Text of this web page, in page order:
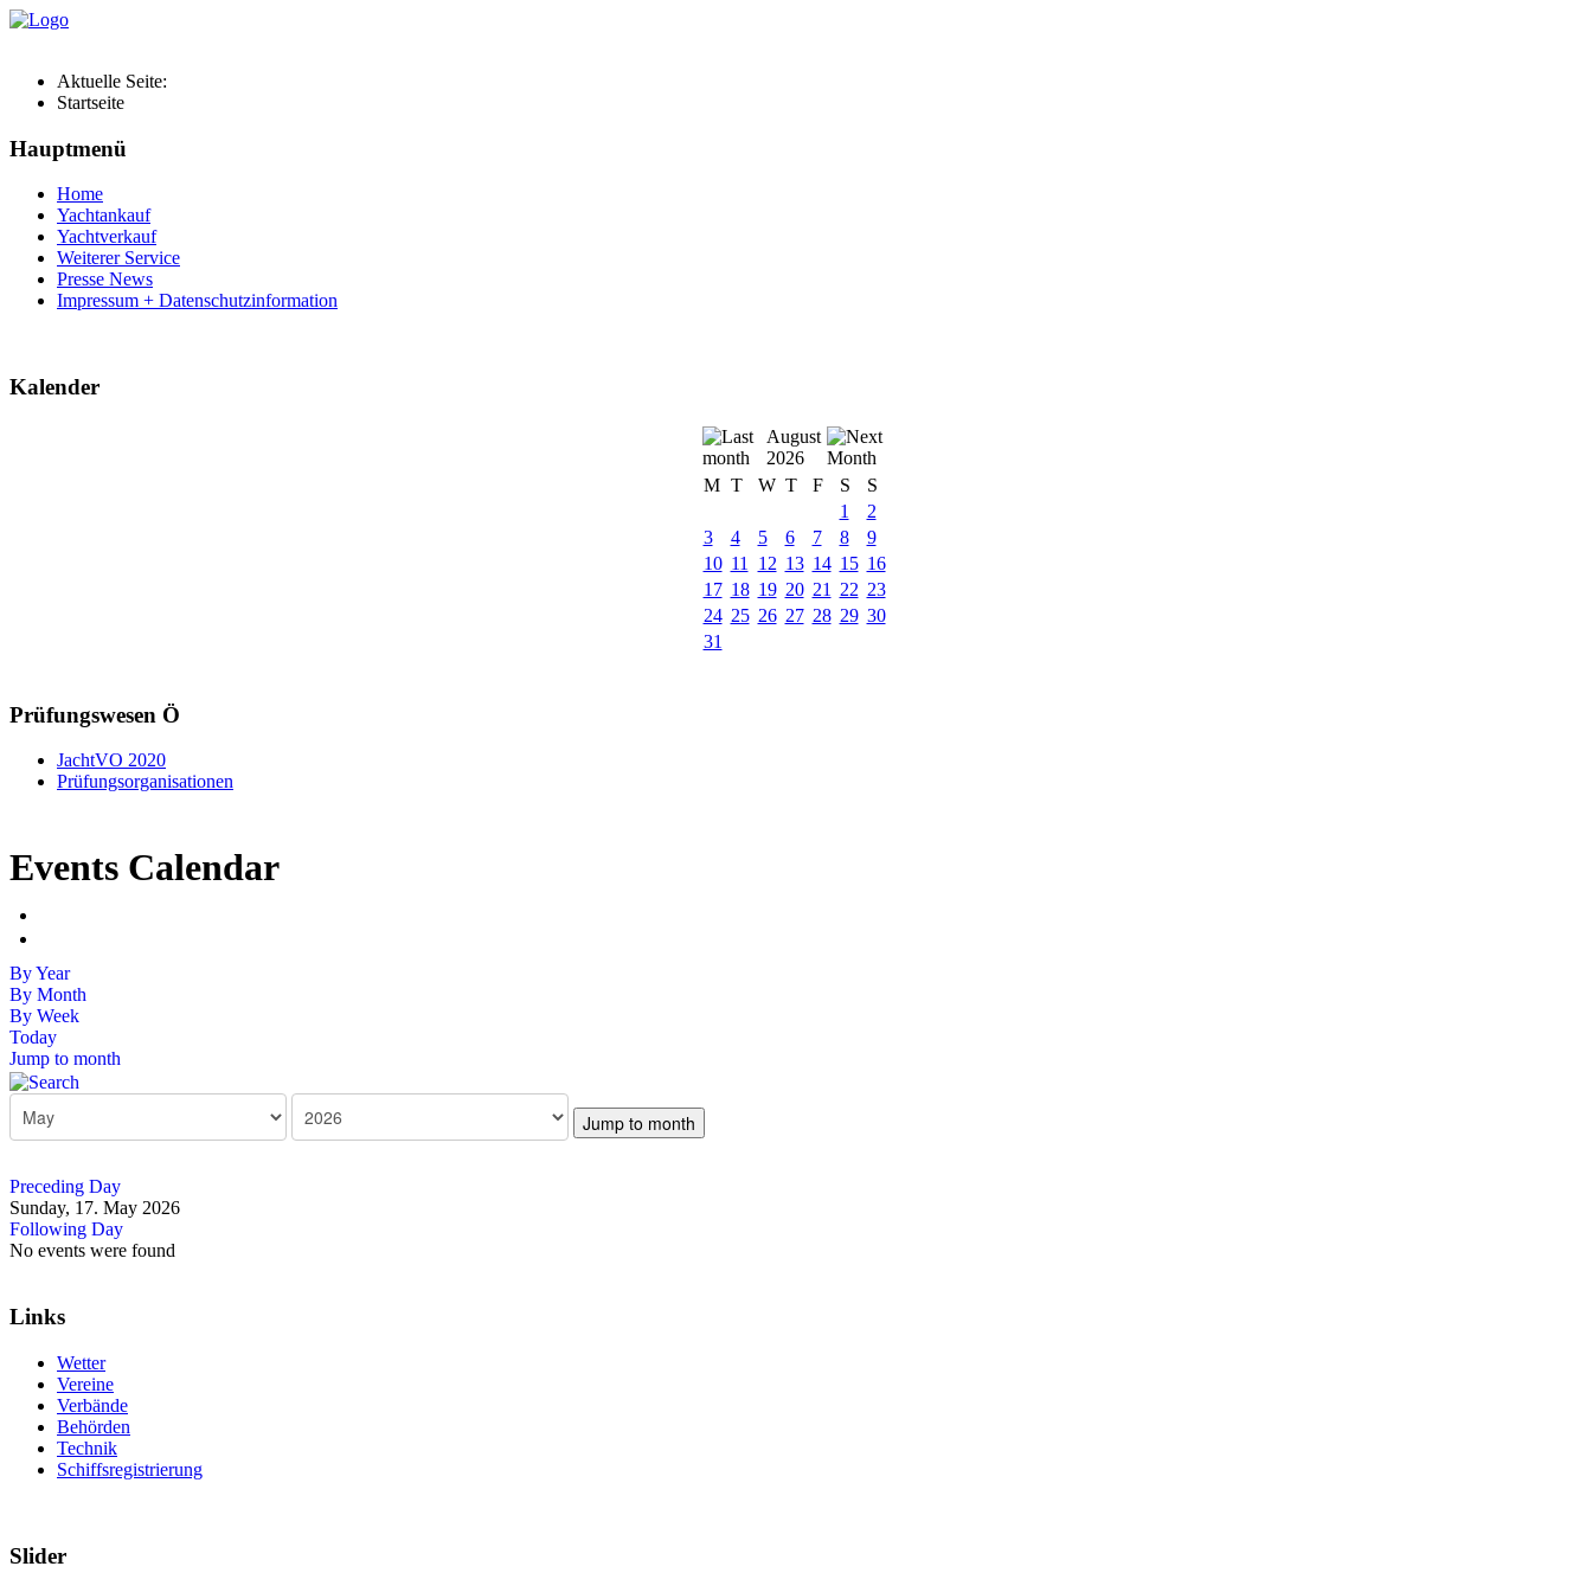
Aktuelle Seite:
Startseite
Hauptmenü
Home
Yachtankauf
Yachtverkauf
Weiterer Service
Presse News
Impressum + Datenschutzinformation
Kalender
August
2026
M T W T F S
S
1
2
3
4 5 6 7 8
9
10 11 12 13 14 15 16
17 18 19 20 21 22 23
24 25 26 27 28 29 30
31
Prüfungswesen Ö
JachtVO 2020
Prüfungsorganisationen
Events Calendar
By Year
By Month
By Week
Today
Jump to month
Jump to month
Preceding Day
Sunday, 17. May 2026
Following Day
No events were found
Links
Wetter
Vereine
Verbände
Behörden
Technik
Schiffsregistrierung
Slider